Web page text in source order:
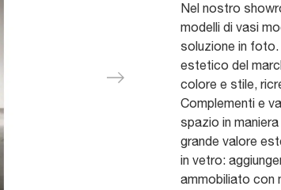
Nel nostro
modelli di vasi
soluzione in
estetico del
colore e stile,
Complementi e
spazio in
grande valore
in vetro:
ammobiliato con